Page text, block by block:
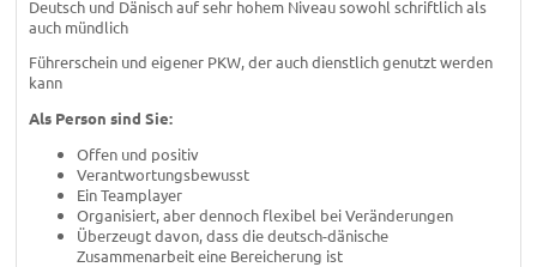
Deutsch und Dänisch auf sehr hohem Niveau sowohl schriftlich als
auch mündlich
Führerschein und eigener PKW, der auch dienstlich genutzt werden
kann
Als Person sind Sie:
Offen und positiv
Verantwortungsbewusst
Ein Teamplayer
Organisiert, aber dennoch flexibel bei Veränderungen
Überzeugt davon, dass die deutsch-dänische
Zusammenarbeit eine Bereicherung ist